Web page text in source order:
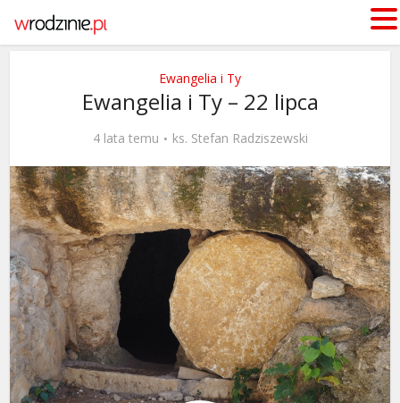
Ewangelia i Ty
Ewangelia i Ty – 22 lipca
4 lata temu ks. Stefan Radziszewski